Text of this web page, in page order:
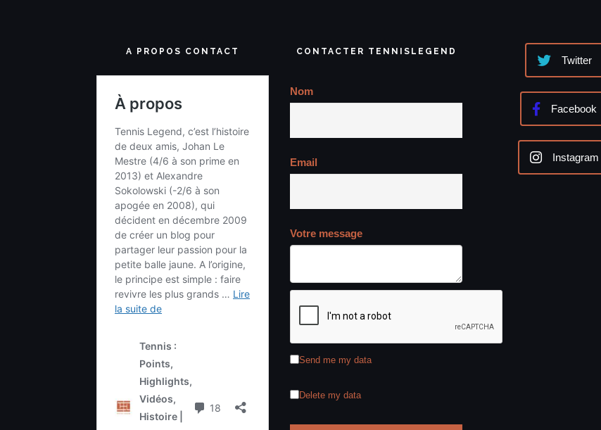
A PROPOS CONTACT CONTACTER TENNISLEGEND
Nom
Email
Votre message
Send me my data
Delete my data
Twitter
Facebook
Instagram